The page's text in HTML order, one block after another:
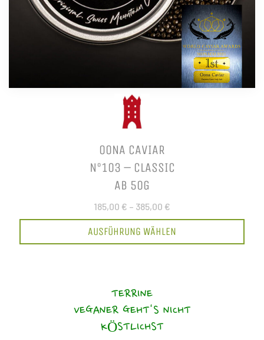
OONA CAVIAR
N°103 – CLASSIC
AB 50G
185,00 € – 385,00 €
AUSFÜHRUNG WÄHLEN
TERRINE
VEGANER GEHT'S NICHT
KÖSTLICHST